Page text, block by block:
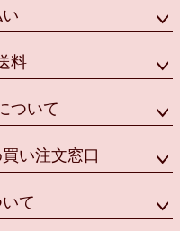
料
ついて
い注文窓口
て